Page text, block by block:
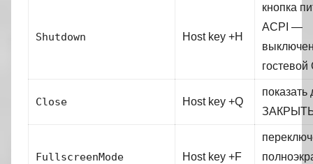
Shutdown Host key +H
кнопка
ACPI —
гостевой
Close Host key +Q
показать
FullscreenMode Host key +F